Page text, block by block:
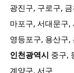
광진구, 구로구,
마포구, 서대문구,
영등포구, 용산구,
인천광역시 중구,
계양구, 서구